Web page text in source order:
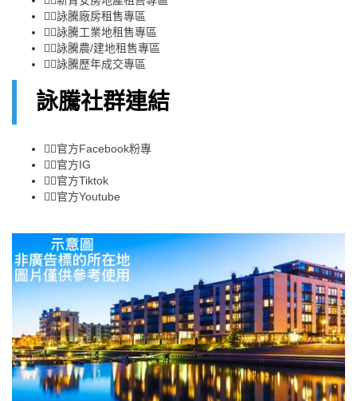
👉🏻詠騰廠房租售專區
👉🏻詠騰工業地租售專區
👉🏻詠騰農/建地租售專區
👉🏻詠騰歷年成交專區
詠騰社群連結
👉🏻官方Facebook粉專
👉🏻官方IG
👉🏻官方Tiktok
👉🏻官方Youtube